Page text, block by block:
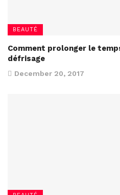
BEAUTÉ
Comment prolonger le
défrisage
December 20, 2017